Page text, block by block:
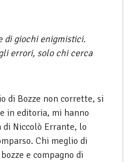
di giochi enigmistici.
errori, solo chi cerca
di Bozze non corrette, si
in editoria, mi hanno
Niccolò Errante, lo
Chi meglio di
e compagno di